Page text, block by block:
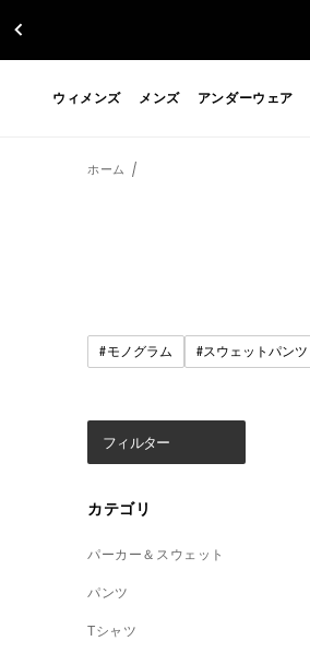
ウィメンズ メンズ アンダーウェア
ホーム
#モノグラム #スウェットパンツ
フィルター
カテゴリ
パーカー＆スウェット
パンツ
Tシャツ